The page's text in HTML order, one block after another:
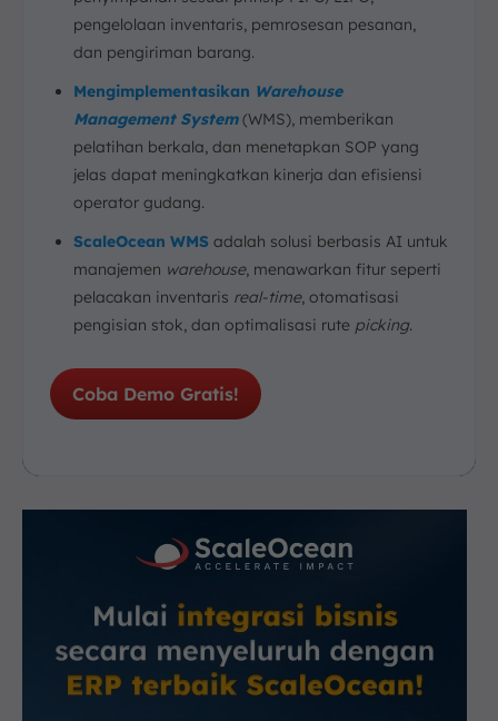
pengelolaan inventaris, pemrosesan pesanan,
dan pengiriman barang.
Mengimplementasikan Warehouse
Management System(WMS), memberikan
pelatihan berkala, dan menetapkan SOP yang
jelas dapat meningkatkan kinerja dan efisiensi
operator gudang.
ScaleOcean WMS adalah solusi berbasis AI untuk
manajemen warehouse, menawarkan fitur seperti
pelacakan inventaris real-time, otomatisasi
pengisian stok, dan optimalisasi rute picking.
Coba Demo Gratis!